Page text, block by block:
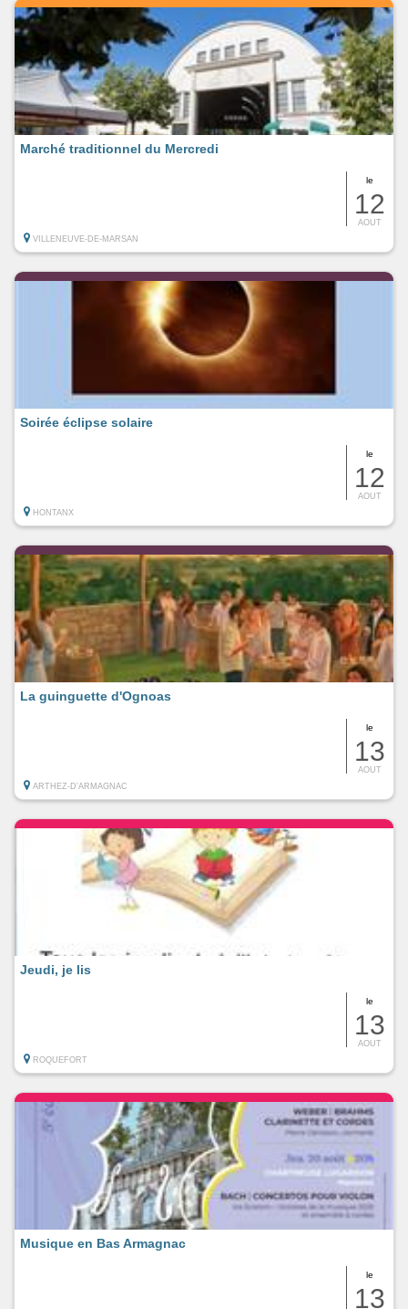
le
12
AOUT
Marché traditionnel du Mercredi
VILLENEUVE-DE-MARSAN
le
12
AOUT
Soirée éclipse solaire
HONTANX
le
13
AOUT
La guinguette d'Ognoas
ARTHEZ-D'ARMAGNAC
le
13
AOUT
Jeudi, je lis
ROQUEFORT
le
13
Musique en Bas Armagnac